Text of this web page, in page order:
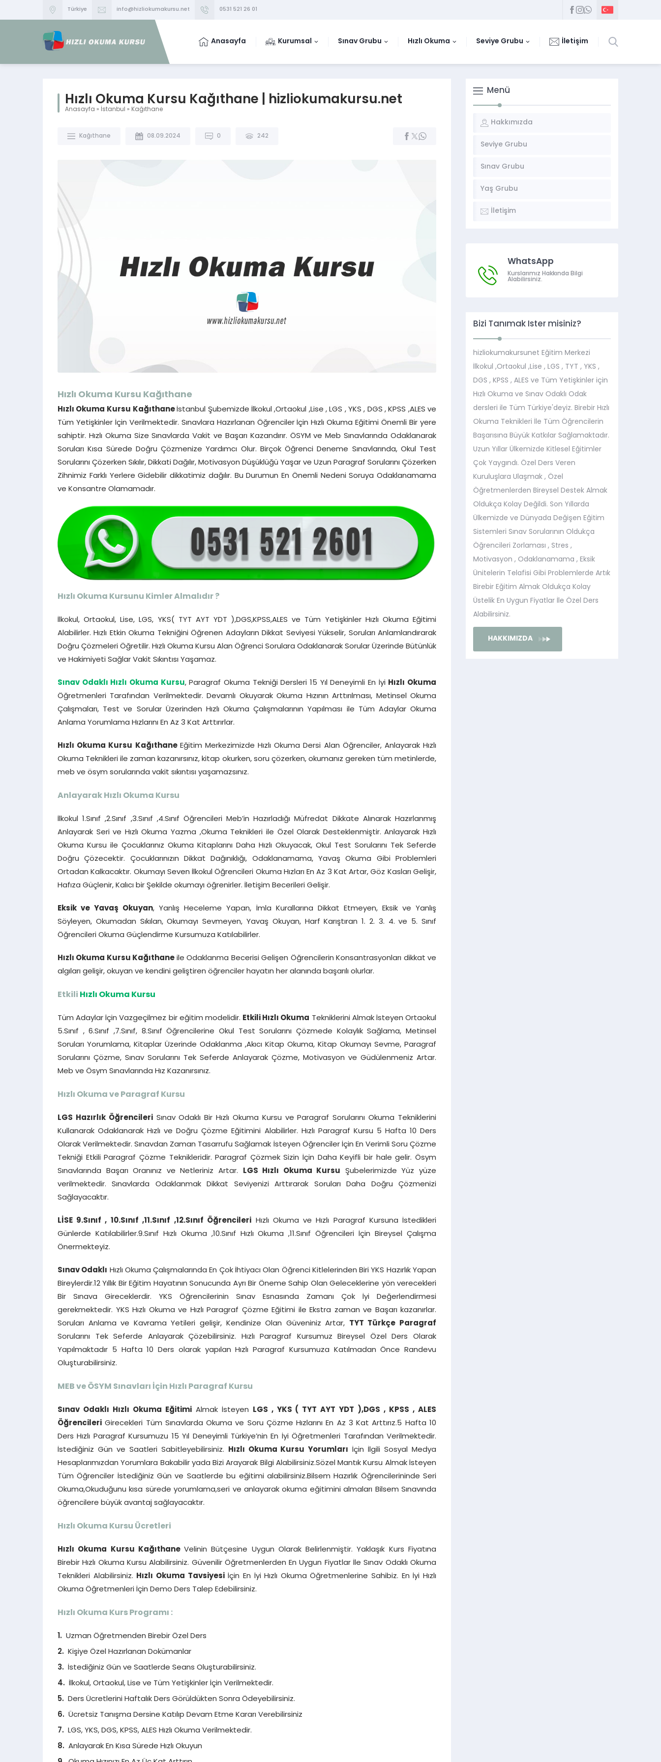
Türkiye info@hizliokumakursu.net 0531 521 26 01
Anasayfa Kurumsal Sınav Grubu Hızlı Okuma Seviye Grubu İletişim
Hızlı Okuma Kursu Kağıthane | hizliokumakursu.net
Anasayfa » İstanbul » Kağıthane
Kağıthane 08.09.2024 0 242
Hızlı Okuma Kursu Kağıthane
Hızlı Okuma Kursu Kağıthaneİstanbul Şubemizde İlkokul ,Ortaokul ,Lise , LGS , YKS , DGS , KPSS ,ALES ve
Tüm Yetişkinler İçin Verilmektedir. Sınavlara Hazırlanan Öğrenciler İçin Hızlı Okuma Eğitimi Önemli Bir yere
sahiptir. Hızlı Okuma Size Sınavlarda Vakit ve Başarı Kazandırır. ÖSYM ve Meb Sınavlarında Odaklanarak
Soruları Kısa Sürede Doğru Çözmenize Yardımcı Olur. Birçok Öğrenci Deneme Sınavlarında, Okul Test
Sorularını Çözerken Sıkılır, Dikkati Dağılır, Motivasyon Düşüklüğü Yaşar ve Uzun Paragraf Sorularını Çözerken
Zihnimiz Farklı Yerlere Gidebilir dikkatimiz dağılır. Bu Durumun En Önemli Nedeni Soruya Odaklanamama
ve Konsantre Olamamadır.
Hızlı Okuma Kursunu Kimler Almalıdır ?
İlkokul, Ortaokul, Lise, LGS, YKS( TYT AYT YDT ),DGS,KPSS,ALES ve Tüm Yetişkinler Hızlı Okuma Eğitimi
Alabilirler. Hızlı Etkin Okuma Tekniğini Öğrenen Adayların Dikkat Seviyesi Yükselir, Soruları Anlamlandırarak
Doğru Çözmeleri Öğretilir. Hızlı Okuma Kursu Alan Öğrenci Sorulara Odaklanarak Sorular Üzerinde Bütünlük
ve Hakimiyeti Sağlar Vakit Sıkıntısı Yaşamaz.
Sınav Odaklı Hızlı Okuma Kursu, Paragraf Okuma Tekniği Dersleri 15 Yıl Deneyimli En İyi Hızlı Okuma
Öğretmenleri Tarafından Verilmektedir. Devamlı Okuyarak Okuma Hızının Arttırılması, Metinsel Okuma
Çalışmaları, Test ve Sorular Üzerinden Hızlı Okuma Çalışmalarının Yapılması ile Tüm Adaylar Okuma
Anlama Yorumlama Hızlarını En Az 3 Kat Arttırırlar.
Hızlı Okuma Kursu Kağıthane Eğitim Merkezimizde Hızlı Okuma Dersi Alan Öğrenciler, Anlayarak Hızlı
Okuma Teknikleri ile zaman kazanırsınız, kitap okurken, soru çözerken, okumanız gereken tüm metinlerde,
meb ve ösym sorularında vakit sıkıntısı yaşamazsınız.
Anlayarak Hızlı Okuma Kursu
İlkokul 1.Sınıf ,2.Sınıf ,3.Sınıf ,4.Sınıf Öğrencileri Meb’in Hazırladığı Müfredat Dikkate Alınarak Hazırlanmış
Anlayarak Seri ve Hızlı Okuma Yazma ,Okuma Teknikleri ile Özel Olarak Desteklenmiştir. Anlayarak Hızlı
Okuma Kursu ile Çocuklarınız Okuma Kitaplarını Daha Hızlı Okuyacak, Okul Test Sorularını Tek Seferde
Doğru Çözecektir. Çocuklarınızın Dikkat Dağınıklığı, Odaklanamama, Yavaş Okuma Gibi Problemleri
Ortadan Kalkacaktır. Okumayı Seven İlkokul Öğrencileri Okuma Hızları En Az 3 Kat Artar, Göz Kasları Gelişir,
Hafıza Güçlenir, Kalıcı bir Şekilde okumayı öğrenirler. İletişim Becerileri Gelişir.
Eksik ve Yavaş Okuyan, Yanlış Heceleme Yapan, İmla Kurallarına Dikkat Etmeyen, Eksik ve Yanlış
Söyleyen, Okumadan Sıkılan, Okumayı Sevmeyen, Yavaş Okuyan, Harf Karıştıran 1. 2. 3. 4. ve 5. Sınıf
Öğrencileri Okuma Güçlendirme Kursumuza Katılabilirler.
Hızlı Okuma Kursu Kağıthane ile Odaklanma Becerisi Gelişen Öğrencilerin Konsantrasyonları dikkat ve
algıları gelişir, okuyan ve kendini geliştiren öğrenciler hayatın her alanında başarılı olurlar.
Etkili Hızlı Okuma Kursu
Tüm Adaylar İçin Vazgeçilmez bir eğitim modelidir. Etkili Hızlı Okuma Tekniklerini Almak İsteyen Ortaokul
5.Sınıf , 6.Sınıf ,7.Sınıf, 8.Sınıf Öğrencilerine Okul Test Sorularını Çözmede Kolaylık Sağlama, Metinsel
Soruları Yorumlama, Kitaplar Üzerinde Odaklanma ,Akıcı Kitap Okuma, Kitap Okumayı Sevme, Paragraf
Sorularını Çözme, Sınav Sorularını Tek Seferde Anlayarak Çözme, Motivasyon ve Güdülenmeniz Artar.
Meb ve Ösym Sınavlarında Hız Kazanırsınız.
Hızlı Okuma ve Paragraf Kursu
LGS Hazırlık ÖğrencileriSınav Odaklı Bir Hızlı Okuma Kursu ve Paragraf Sorularını Okuma Tekniklerini
Kullanarak Odaklanarak Hızlı ve Doğru Çözme Eğitimini Alabilirler. Hızlı Paragraf Kursu 5 Hafta 10 Ders
Olarak Verilmektedir. Sınavdan Zaman Tasarrufu Sağlamak İsteyen Öğrenciler İçin En Verimli Soru Çözme
Tekniği Etkili Paragraf Çözme Teknikleridir. Paragraf Çözmek Sizin İçin Daha Keyifli bir hale gelir. Ösym
Sınavlarında Başarı Oranınız ve Netleriniz Artar. LGS Hızlı Okuma Kursu Şubelerimizde Yüz yüze
verilmektedir. Sınavlarda Odaklanmak Dikkat Seviyenizi Arttırarak Soruları Daha Doğru Çözmenizi
Sağlayacaktır.
LİSE 9.Sınıf , 10.Sınıf ,11.Sınıf ,12.Sınıf Öğrencileri Hızlı Okuma ve Hızlı Paragraf Kursuna İstedikleri
Günlerde Katılabilirler.9.Sınıf Hızlı Okuma ,10.Sınıf Hızlı Okuma ,11.Sınıf Öğrencileri İçin Bireysel Çalışma
Önermekteyiz.
Sınav Odaklı Hızlı Okuma Çalışmalarında En Çok İhtiyacı Olan Öğrenci Kitlelerinden Biri YKS Hazırlık Yapan
Bireylerdir.12 Yıllık Bir Eğitim Hayatının Sonucunda Ayrı Bir Öneme Sahip Olan Geleceklerine yön verecekleri
Bir Sınava Gireceklerdir. YKS Öğrencilerinin Sınav Esnasında Zamanı Çok İyi Değerlendirmesi
gerekmektedir. YKS Hızlı Okuma ve Hızlı Paragraf Çözme Eğitimi ile Ekstra zaman ve Başarı kazanırlar.
Soruları Anlama ve Kavrama Yetileri gelişir, Kendinize Olan Güveniniz Artar, TYT Türkçe Paragraf
Sorularını Tek Seferde Anlayarak Çözebilirsiniz. Hızlı Paragraf Kursumuz Bireysel Özel Ders Olarak
Yapılmaktadır 5 Hafta 10 Ders olarak yapılan Hızlı Paragraf Kursumuza Katılmadan Önce Randevu
Oluşturabilirsiniz.
MEB ve ÖSYM Sınavları İçin Hızlı Paragraf Kursu
Sınav Odaklı Hızlı Okuma EğitimiAlmak İsteyen LGS , YKS ( TYT AYT YDT ),DGS , KPSS , ALES
Öğrencileri Girecekleri Tüm Sınavlarda Okuma ve Soru Çözme Hızlarını En Az 3 Kat Arttırız.5 Hafta 10
Ders Hızlı Paragraf Kursumuzu 15 Yıl Deneyimli Türkiye’nin En İyi Öğretmenleri Tarafından Verilmektedir.
İstediğiniz Gün ve Saatleri Sabitleyebilirsiniz. Hızlı Okuma Kursu Yorumları İçin İlgili Sosyal Medya
Hesaplarımızdan Yorumlara Bakabilir yada Bizi Arayarak Bilgi Alabilirsiniz.Sözel Mantık Kursu Almak İsteyen
Tüm Öğrenciler İstediğiniz Gün ve Saatlerde bu eğitimi alabilirsiniz.Bilsem Hazırlık Öğrencilerininde Seri
Okuma,Okuduğunu kısa sürede yorumlama,seri ve anlayarak okuma eğitimini almaları Bilsem Sınavında
öğrencilere büyük avantaj sağlayacaktır.
Hızlı Okuma Kursu Ücretleri
Hızlı Okuma Kursu Kağıthane Velinin Bütçesine Uygun Olarak Belirlenmiştir. Yaklaşık Kurs Fiyatına
Birebir Hızlı Okuma Kursu Alabilirsiniz. Güvenilir Öğretmenlerden En Uygun Fiyatlar İle Sınav Odaklı Okuma
Teknikleri Alabilirsiniz. Hızlı Okuma Tavsiyesiİçin En İyi Hızlı Okuma Öğretmenlerine Sahibiz. En İyi Hızlı
Okuma Öğretmenleri İçin Demo Ders Talep Edebilirsiniz.
Hızlı Okuma Kurs Programı :
Uzman Öğretmenden Birebir Özel Ders
Kişiye Özel Hazırlanan Dokümanlar
İstediğiniz Gün ve Saatlerde Seans Oluşturabilirsiniz.
İlkokul, Ortaokul, Lise ve Tüm Yetişkinler İçin Verilmektedir.
Ders Ücretlerini Haftalık Ders Görüldükten Sonra Ödeyebilirsiniz.
Ücretsiz Tanışma Dersine Katılıp Devam Etme Kararı Verebilirsiniz
LGS, YKS, DGS, KPSS, ALES Hızlı Okuma Verilmektedir.
Anlayarak En Kısa Sürede Hızlı Okuyun
Menü
Hakkımızda
Seviye Grubu
Sınav Grubu
Yaş Grubu
İletişim
WhatsApp
Kurslarımız Hakkında Bilgi
Alabilirsiniz.
Bizi Tanımak İster misiniz?
hizliokumakursunet Eğitim Merkezi
İlkokul ,Ortaokul ,Lise , LGS , TYT , YKS ,
DGS , KPSS , ALES ve Tüm Yetişkinler için
Hızlı Okuma ve Sınav Odaklı Odak
dersleri ile Tüm Türkiye'deyiz. Birebir Hızlı
Okuma Teknikleri İle Tüm Öğrencilerin
Başarısına Büyük Katkılar Sağlamaktadır.
Uzun Yıllar Ülkemizde Kitlesel Eğitimler
Çok Yaygındı. Özel Ders Veren
Kuruluşlara Ulaşmak , Özel
Öğretmenlerden Bireysel Destek Almak
Oldukça Kolay Değildi. Son Yıllarda
Ülkemizde ve Dünyada Değişen Eğitim
Sistemleri Sınav Sorularının Oldukça
Öğrencileri Zorlaması , Stres ,
Motivasyon , Odaklanamama , Eksik
Ünitelerin Telafisi Gibi Problemlerde Artık
Birebir Eğitim Almak Oldukça Kolay
Üstelik En Uygun Fiyatlar İle Özel Ders
Alabilirsiniz.
HAKKIMIZDA